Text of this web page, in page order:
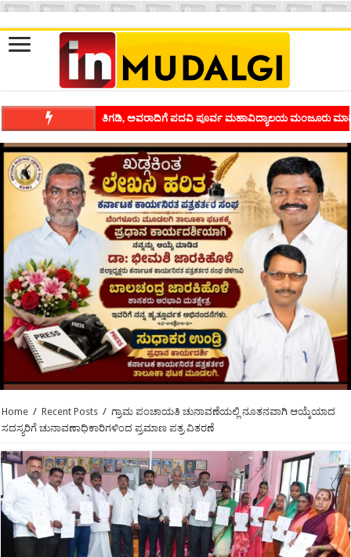
ತಿಗಡಿ, ಅವರಾದಿಗೆ ಪದವಿ ಪೂರ್ವ ಮಹಾವಿದ್ಯಾಲಯ ಮಂಜೂರು
Home / Recent Posts / ಗ್ರಾಮ ಪಂಚಾಯತಿ ಚುನಾವಣೆಯಲ್ಲಿ ನೂತನವಾಗಿ ಆಯ್ಕೆಯಾದ
ಸದಸ್ಯರಿಗೆ ಚುನಾವಣಾಧಿಕಾರಿಗಳಿಂದ ಪ್ರಮಾಣ ಪತ್ರ ವಿತರಣೆ